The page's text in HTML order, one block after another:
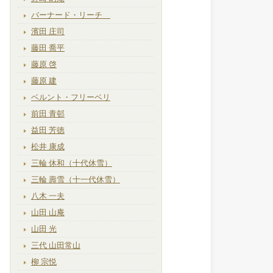
バーナード・リーチ
濱田 庄司
藤田 喬平
藤原 啓
藤原 建
ベルント・フリーベリ
前田 青邨
益田 芳徳
松井 康成
三輪 休和（十代休雪）
三輪 壽雪（十一代休雪）
八木 一夫
山田 山庵
山田 光
三代 山田常山
柳 宗悦